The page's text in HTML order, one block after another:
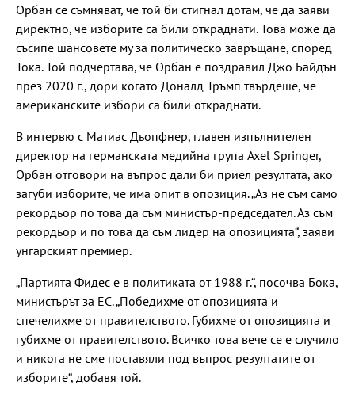
Орбан се съмняват, че той би стигнал дотам, че да заяви
директно, че изборите са били откраднати. Това може да
съсипе шансовете му за политическо завръщане, според
Тока. Той подчертава, че Орбан е поздравил Джо Байдън
през 2020 г., дори когато Доналд Тръмп твърдеше, че
американските избори са били откраднати.
В интервю с Матиас Дьопфнер, главен изпълнителен
директор на германската медийна група Axel Springer,
Орбан отговори на въпрос дали би приел резултата, ако
загуби изборите, че има опит в опозиция. „Аз не съм само
рекордьор по това да съм министър-председател. Аз съм
рекордьор и по това да съм лидер на опозицията“, заяви
унгарският премиер.
„Партията Фидес е в политиката от 1988 г.“, посочва Бока,
министърът за ЕС. „Победихме от опозицията и
спечелихме от правителството. Губихме от опозицията и
губихме от правителството. Всичко това вече се е случило
и никога не сме поставяли под въпрос резултатите от
изборите“, добавя той.